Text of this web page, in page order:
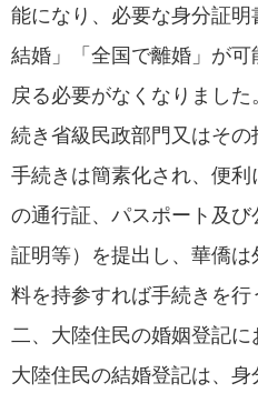
能になり、必要な身分証
結婚」「全国で離婚」が
戻る必要がなくなりまし
続き省級民政部門又はその
手続きは簡素化され、便
の通行証、パスポート及
証明等）を提出し、華僑
料を持参すれば手続きを行
二、大陸住民の婚姻登記
大陸住民の結婚登記は、